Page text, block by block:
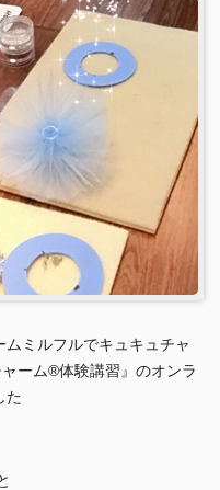
ムミルフルでキュキュチャ
ーム®︎体験講習』のオンラ
た